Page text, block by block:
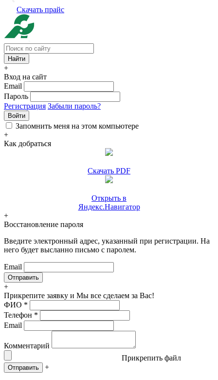
Скачать прайс
+
Вход на сайт
Email
Пароль
Регистрация Забыли пароль?
Войти
Запомнить меня на этом компьютере
+
Как добраться
Скачать PDF
Открыть в
Яндекс.Навигатор
+
Восстановление пароля
Введите электронный адрес, указанный при регистрации. На
него будет высланно письмо с паролем.
Email
+
Прикрепите заявку и Мы все сделаем за Вас!
ФИО *
Телефон *
Email
Комментарий
Прикрепить файл
Отправить +